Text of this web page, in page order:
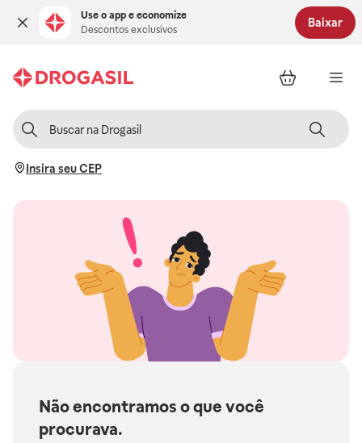
Use o app e economize
Descontos exclusivos
Baixar
Insira seu CEP
Não encontramos o que você
procurava.